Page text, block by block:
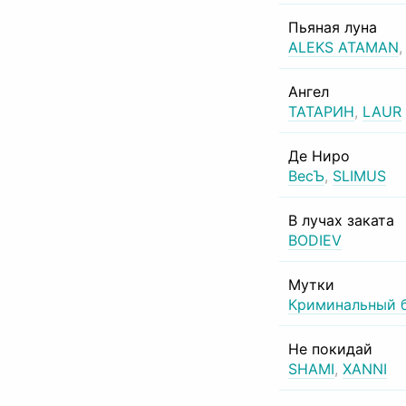
Пьяная луна
ALEKS ATAMAN,
Ангел
ТАТАРИН, LAUR
Де Ниро
ВесЪ, SLIMUS
В лучах заката
BODIEV
Мутки
Криминальный
Не покидай
SHAMI, XANNI